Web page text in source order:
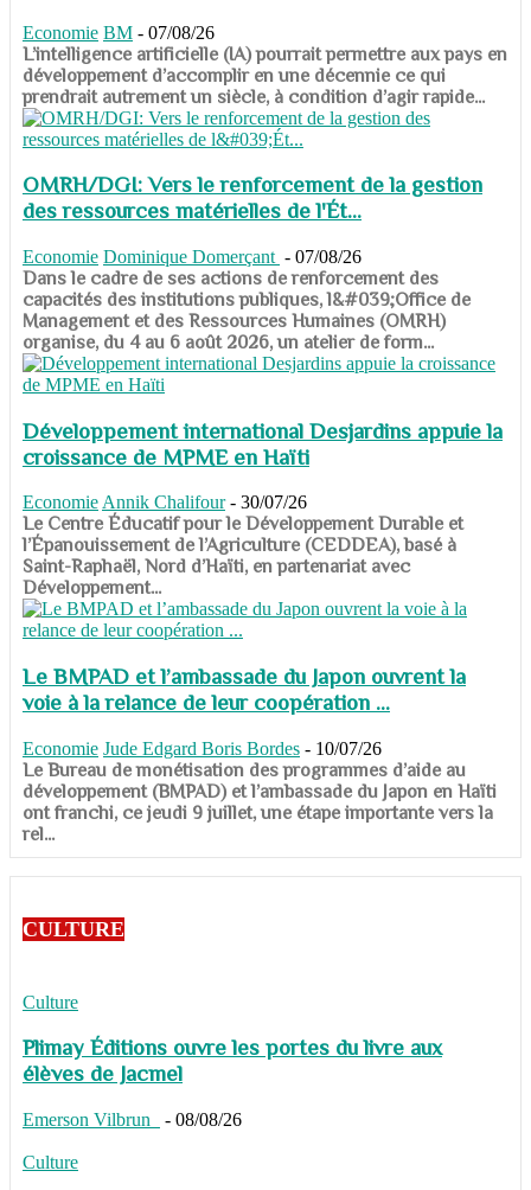
Economie BM - 07/08/26
​​​​​​​L’intelligence artificielle (IA) pourrait permettre aux pays en
développement d’accomplir en une décennie ce qui
prendrait autrement un siècle, à condition d’agir rapide...
OMRH/DGI: Vers le renforcement de la gestion
des ressources matérielles de l'Ét...
Economie Dominique Domerçant - 07/08/26
Dans le cadre de ses actions de renforcement des
capacités des institutions publiques, l&#039;Office de
Management et des Ressources Humaines (OMRH)
organise, du 4 au 6 août 2026, un atelier de form...
Développement international Desjardins appuie la
croissance de MPME en Haïti
Economie Annik Chalifour - 30/07/26
​​​​​​​Le Centre Éducatif pour le Développement Durable et
l’Épanouissement de l’Agriculture (CEDDEA), basé à
Saint-Raphaël, Nord d’Haïti, en partenariat avec
Développement...
Le BMPAD et l’ambassade du Japon ouvrent la
voie à la relance de leur coopération ...
Economie Jude Edgard Boris Bordes - 10/07/26
​​​​​​​Le Bureau de monétisation des programmes d’aide au
développement (BMPAD) et l’ambassade du Japon en Haïti
ont franchi, ce jeudi 9 juillet, une étape importante vers la
rel...
CULTURE
Culture
Plimay Éditions ouvre les portes du livre aux
élèves de Jacmel
Emerson Vilbrun - 08/08/26
Culture